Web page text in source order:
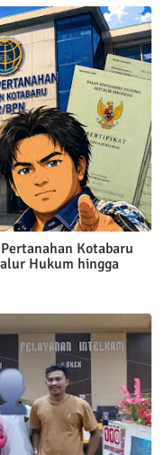
Kotabaru
Hukum hingga